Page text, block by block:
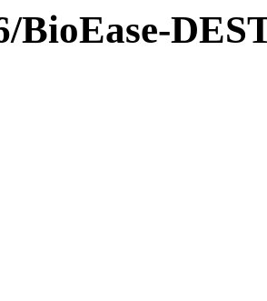
BioEase-